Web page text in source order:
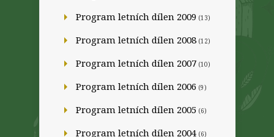
Program letních dílen 2009 (13)
Program letních dílen 2008 (12)
Program letních dílen 2007 (10)
Program letních dílen 2006 (9)
Program letních dílen 2005 (6)
Program letních dílen 2004 (6)